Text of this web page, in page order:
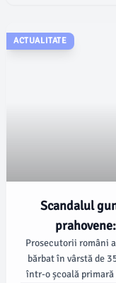
ACTUALITATE
Scandalul
Prosecutorii români
bărbat în vârstă de
într-o școală